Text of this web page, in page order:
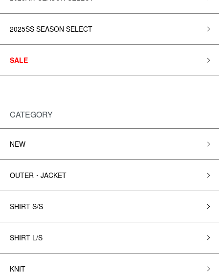
2025SS SEASON SELECT
SALE
CATEGORY
NEW
OUTER・JACKET
SHIRT S/S
SHIRT L/S
KNIT